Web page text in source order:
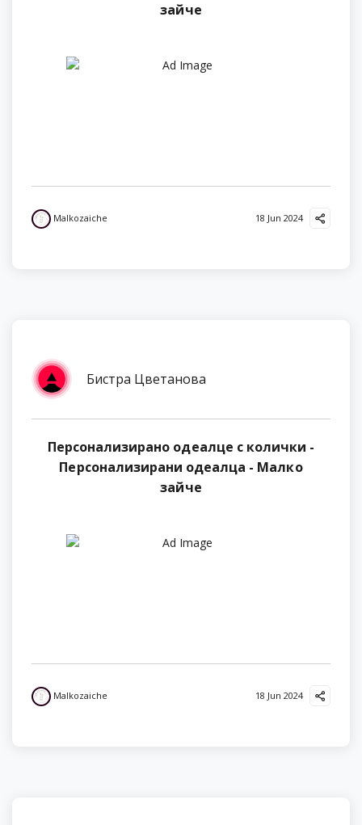
зайче
Malkozaiche 18 Jun 2024
Бистра Цветанова
Персонализирано одеалце с колички -
Персонализирани одеалца - Малко
зайче
Malkozaiche 18 Jun 2024